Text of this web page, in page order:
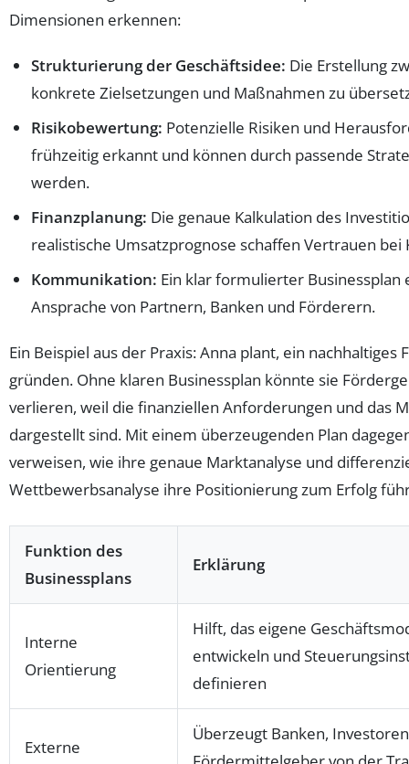
Dimensionen erkennen:
Strukturierung der Geschäftsidee: Die Erstellung
konkrete Zielsetzungen und Maßnahmen zu
Risikobewertung: Potenzielle Risiken und
frühzeitig erkannt und können durch passende
werden.
Finanzplanung: Die genaue Kalkulation des
realistische Umsatzprognose schaffen Vertrauen bei
Kommunikation: Ein klar formulierter Businessplan
Ansprache von Partnern, Banken und Förderern.
Ein Beispiel aus der Praxis: Anna plant, ein nachhaltiges
gründen. Ohne klaren Businessplan könnte sie
verlieren, weil die finanziellen Anforderungen und das
dargestellt sind. Mit einem überzeugenden Plan
verweisen, wie ihre genaue Marktanalyse und
Wettbewerbsanalyse ihre Positionierung zum Erfolg
Funktion des
Businessplans
Erklärung
Interne
Orientierung
Hilft, das eigene
entwickeln und
definieren
Externe
Überzeugt Banken,